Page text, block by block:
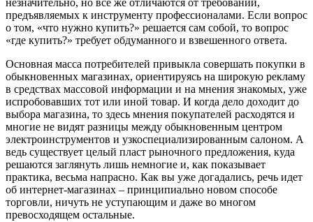
незначительно, но все же отличаются от требований,
предъявляемых к инструменту профессионалами. Если вопрос
о том, «что нужно купить?» решается сам собой, то вопрос
«где купить?» требует обдуманного и взвешенного ответа.
Основная масса потребителей привыкла совершать покупки в
обыкновенных магазинах, ориентируясь на широкую рекламу
в средствах массовой информации и на мнения знакомых, уже
испробовавших тот или иной товар. И когда дело доходит до
выбора магазина, то здесь мнения покупателей расходятся и
многие не видят разницы между обыкновенным центром
электроинструментов и узкоспециализированным салоном. А
ведь существует целый пласт рыночного предложения, куда
решаются заглянуть лишь немногие и, как показывает
практика, весьма напрасно. Как вы уже догадались, речь идет
об интернет-магазинах – принципиально новом способе
торговли, ничуть не уступающим и даже во многом
превосходящем остальные.